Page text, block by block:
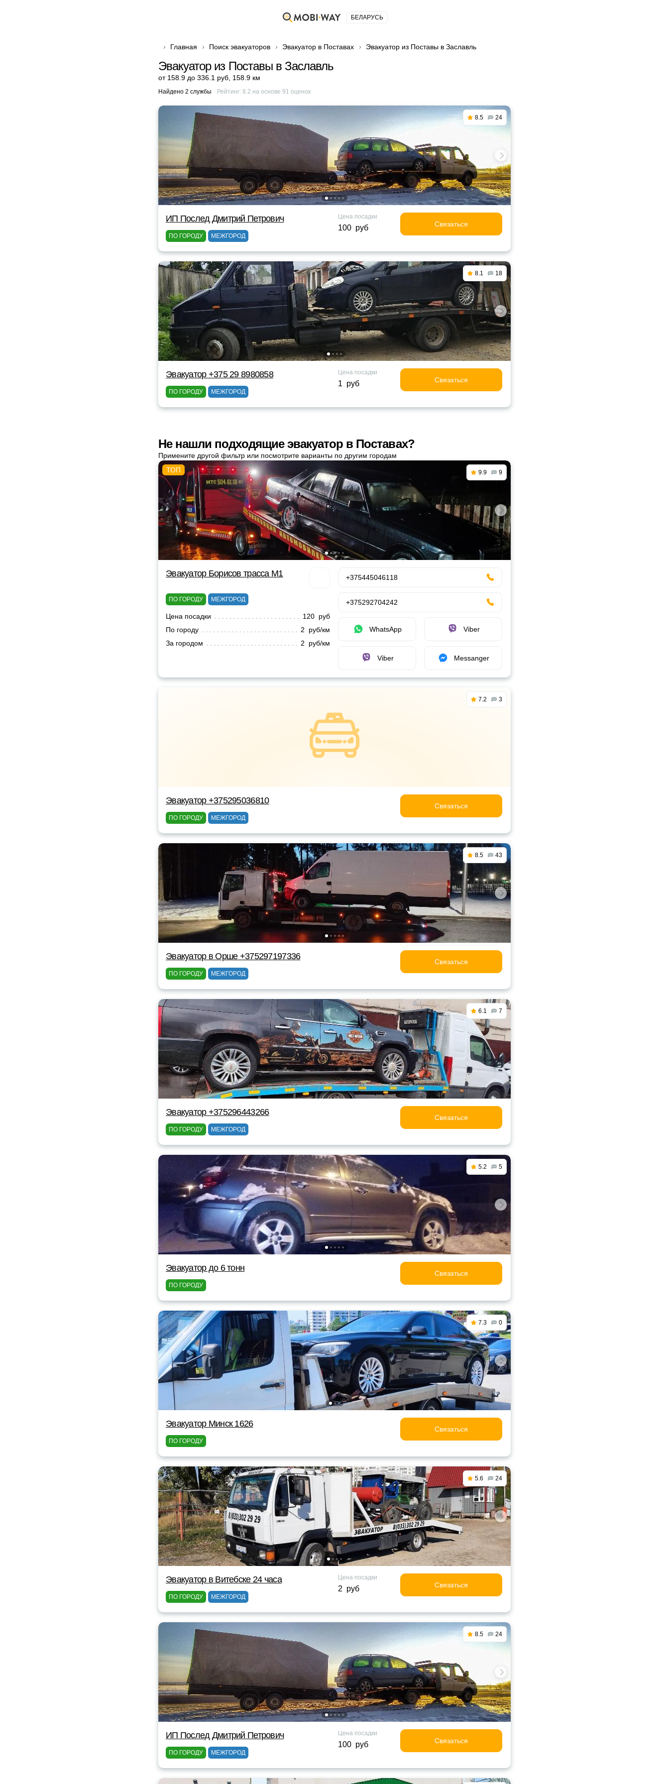
БЕЛАРУСЬ
Главная Поиск эвакуаторов Эвакуатор в Поставах Эвакуатор из Поставы в Заславль
Эвакуатор из Поставы в Заславль
от 158.9 до 336.1 руб 158.9 км
Найдено 2 службы Рейтинг: 8.2 на основе 91 оценок
8.5 24
ИП Послед Дмитрий Петрович
ПО ГОРОДУ МЕЖГОРОД
Цена посадки
100 руб Связаться
8.1 18
Эвакуатор +375 29 8980858
ПО ГОРОДУ МЕЖГОРОД
Цена посадки
1 руб Связаться
Не нашли подходящие эвакуатор в Поставах?
Примените другой фильтр или посмотрите варианты по другим городам
9.9 9
Эвакуатор Борисов трасса М1
ПО ГОРОДУ МЕЖГОРОД
Цена посадки
120 руб
По городу
2 руб/км
За городом
2 руб/км
+375445046118
+375292704242
WhatsApp Viber
Viber Messanger
7.2 3
Эвакуатор +375295036810
ПО ГОРОДУ МЕЖГОРОД
Связаться
8.5 43
Эвакуатор в Орше +375297197336
ПО ГОРОДУ МЕЖГОРОД
Связаться
6.1 7
Эвакуатор +375296443266
ПО ГОРОДУ МЕЖГОРОД
Связаться
5.2 5
Эвакуатор до 6 тонн
ПО ГОРОДУ
Связаться
7.3 0
Эвакуатор Минск 1626
ПО ГОРОДУ
Связаться
5.6 24
Эвакуатор в Витебске 24 часа
ПО ГОРОДУ МЕЖГОРОД
Цена посадки
2 руб Связаться
8.5 24
ИП Послед Дмитрий Петрович
ПО ГОРОДУ МЕЖГОРОД
Цена посадки
100 руб Связаться